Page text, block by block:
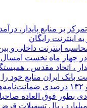
بر منابع پایدار،
اینترنت رایگان
اینترنت داخلی و
ماه نخست امسال از 14.5 همت
، اتحاد مقدس ،
فوق العاده